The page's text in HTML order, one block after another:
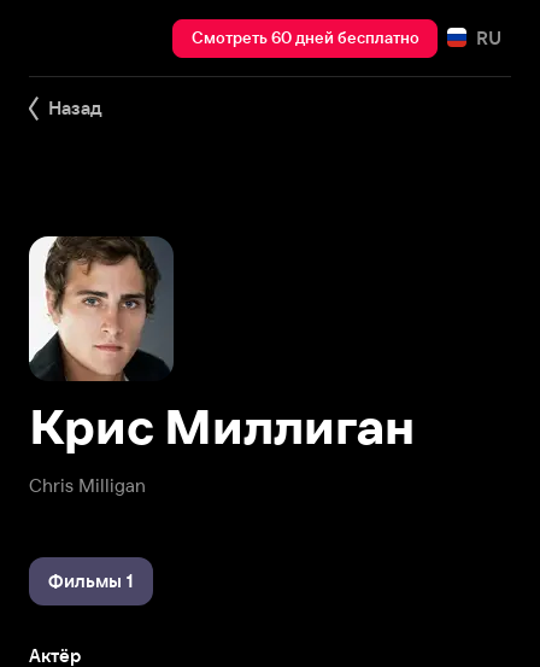
Смотреть 60 дней бесплатно RU
Назад
Chris Milligan
Крис Миллиган
Фильмы 1
Актёр